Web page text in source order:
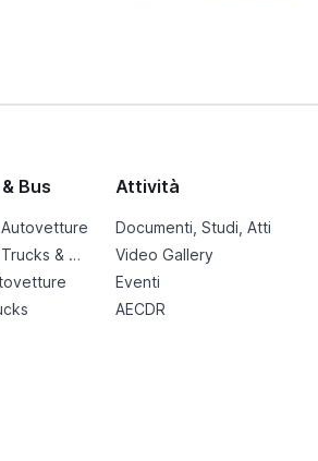
Bus
Dati di Mercato Trucks & Bus
Attività
Documenti, Studi, Atti
Video Gallery
Eventi
AECDR